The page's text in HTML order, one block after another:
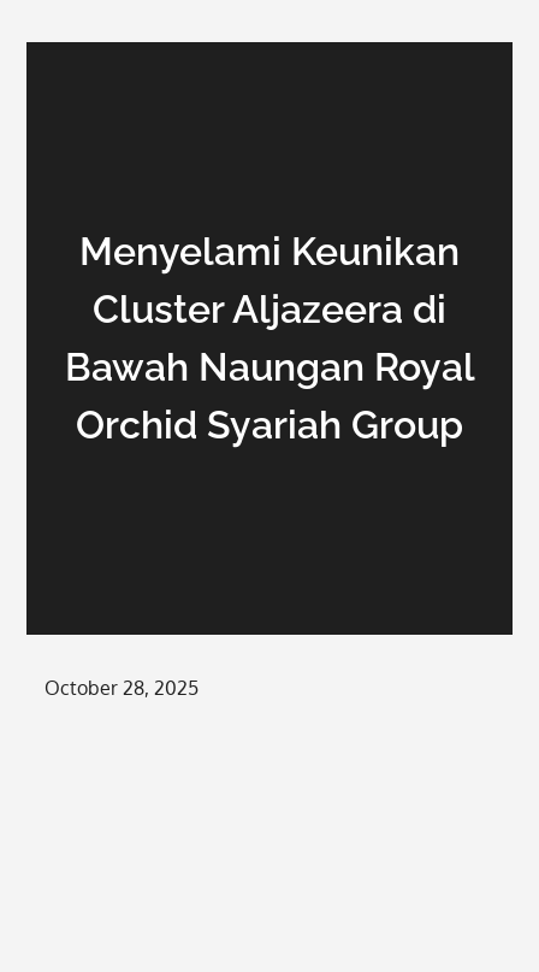
Menyelami Keunikan
Cluster Aljazeera di
Bawah Naungan Royal
Orchid Syariah Group
Posted
October 28, 2025